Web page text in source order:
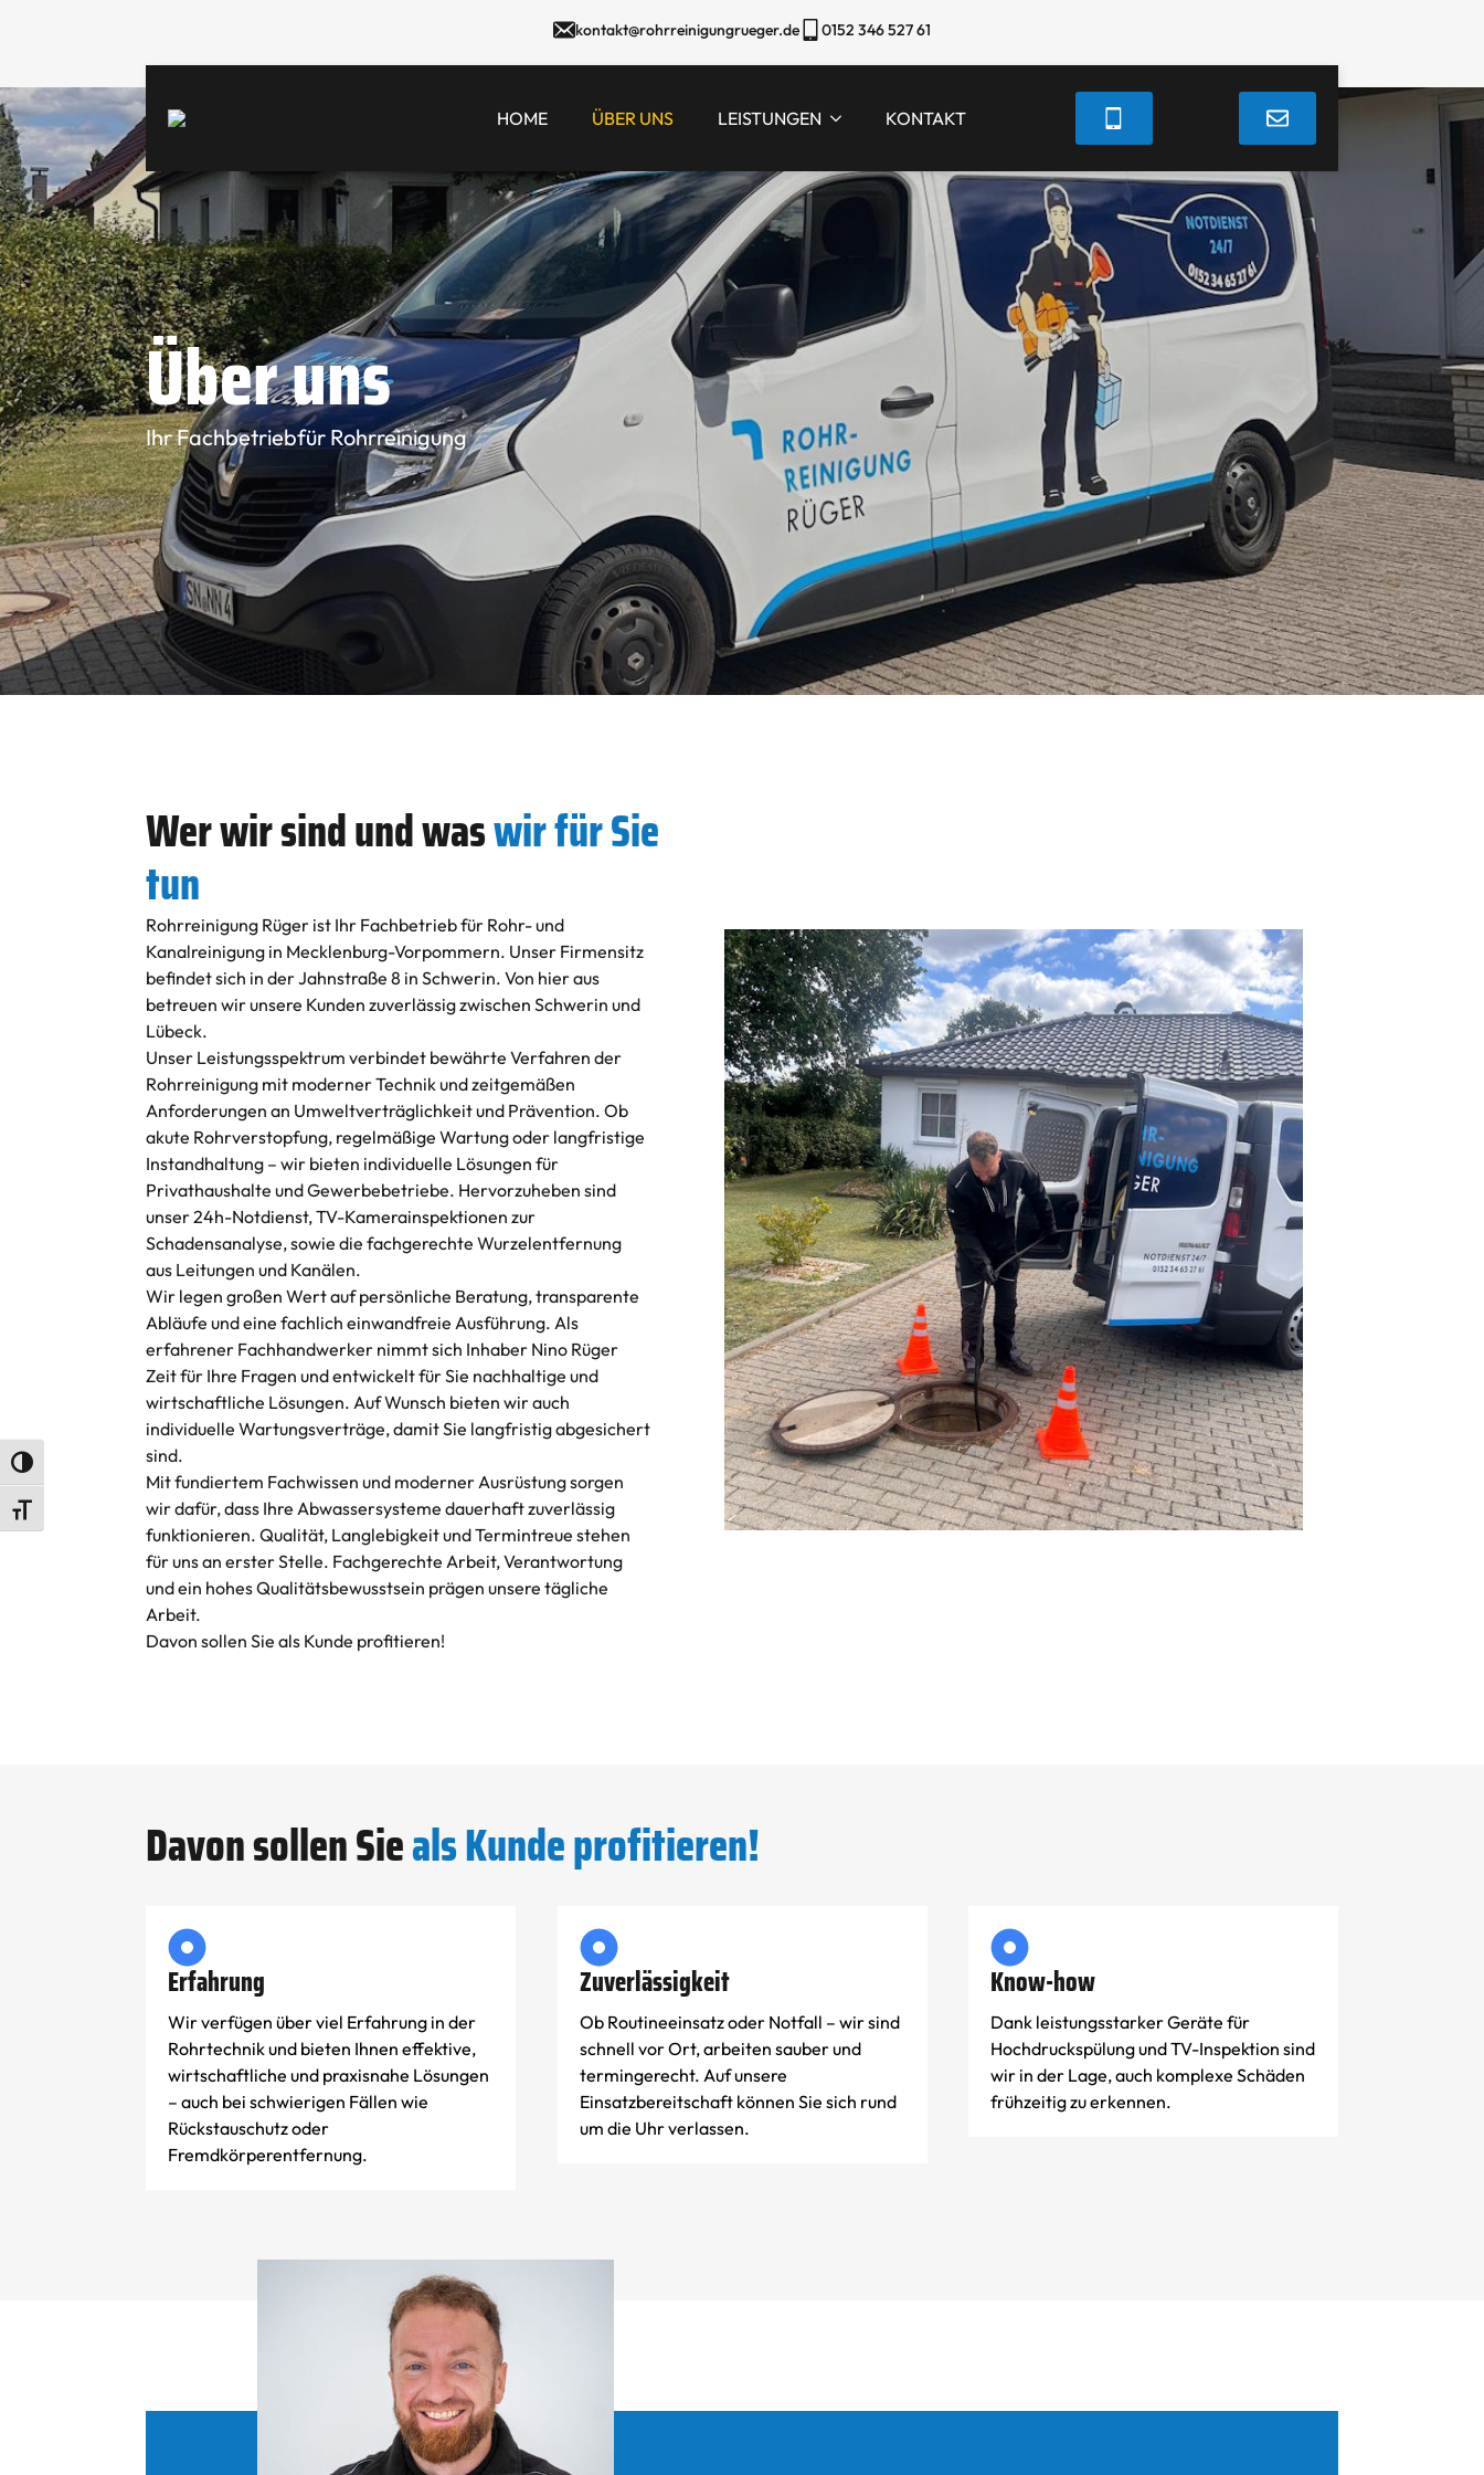
Umschalten auf hohe Kontraste
Schrift vergrößern
kontakt@rohrreinigungrueger.de 0152 346 527 61
HOME ÜBER UNS LEISTUNGEN KONTAKT
Überuns
Ihr Fachbetriebfür Rohrreinigung
Wer wir sind und waswir für Sie
tun
Rohrreinigung Rüger ist Ihr Fachbetrieb für Rohr- und
Kanalreinigung in Mecklenburg-Vorpommern. Unser Firmensitz
befindet sich in der Jahnstraße 8 in Schwerin. Von hier aus
betreuen wir unsere Kunden zuverlässig zwischen Schwerin und
Lübeck.
Unser Leistungsspektrum verbindet bewährte Verfahren der
Rohrreinigung mit moderner Technik und zeitgemäßen
Anforderungen an Umweltverträglichkeit und Prävention. Ob
akute Rohrverstopfung, regelmäßige Wartung oder langfristige
Instandhaltung – wir bieten individuelle Lösungen für
Privathaushalte und Gewerbebetriebe. Hervorzuheben sind
unser 24h-Notdienst, TV-Kamerainspektionen zur
Schadensanalyse, sowie die fachgerechte Wurzelentfernung
aus Leitungen und Kanälen.
Wir legen großen Wert auf persönliche Beratung, transparente
Abläufe und eine fachlich einwandfreie Ausführung. Als
erfahrener Fachhandwerker nimmt sich Inhaber Nino Rüger
Zeit für Ihre Fragen und entwickelt für Sie nachhaltige und
wirtschaftliche Lösungen. Auf Wunsch bieten wir auch
individuelle Wartungsverträge, damit Sie langfristig abgesichert
sind.
Mit fundiertem Fachwissen und moderner Ausrüstung sorgen
wir dafür, dass Ihre Abwassersysteme dauerhaft zuverlässig
funktionieren. Qualität, Langlebigkeit und Termintreue stehen
für uns an erster Stelle. Fachgerechte Arbeit, Verantwortung
und ein hohes Qualitätsbewusstsein prägen unsere tägliche
Arbeit.
Davon sollen Sie als Kunde profitieren!
Davon sollen Sieals Kunde profitieren!
Erfahrung
Wir verfügen über viel Erfahrung in der
Rohrtechnik und bieten Ihnen effektive,
wirtschaftliche und praxisnahe Lösungen
– auch bei schwierigen Fällen wie
Rückstauschutz oder
Fremdkörperentfernung.
Zuverlässigkeit
Ob Routineeinsatz oder Notfall – wir sind
schnell vor Ort, arbeiten sauber und
termingerecht. Auf unsere
Einsatzbereitschaft können Sie sich rund
um die Uhr verlassen.
Know-how
Dank leistungsstarker Geräte für
Hochdruckspülung und TV-Inspektion sind
wir in der Lage, auch komplexe Schäden
frühzeitig zu erkennen.